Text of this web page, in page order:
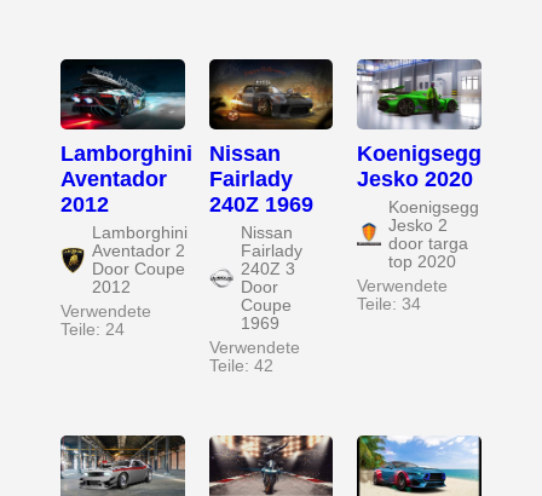
Lamborghini
Aventador
2012
Lamborghini
Aventador 2
Door Coupe
2012
Verwendete
Teile: 24
Nissan
Fairlady
240Z 1969
Nissan
Fairlady
240Z 3
Door
Coupe
1969
Verwendete
Teile: 42
Koenigsegg
Jesko 2020
Koenigsegg
Jesko 2
door targa
top 2020
Verwendete
Teile: 34